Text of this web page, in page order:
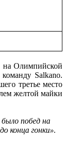
Олимпийской
Salkano.
третье место
желтой майки
побед на
конца гонки».